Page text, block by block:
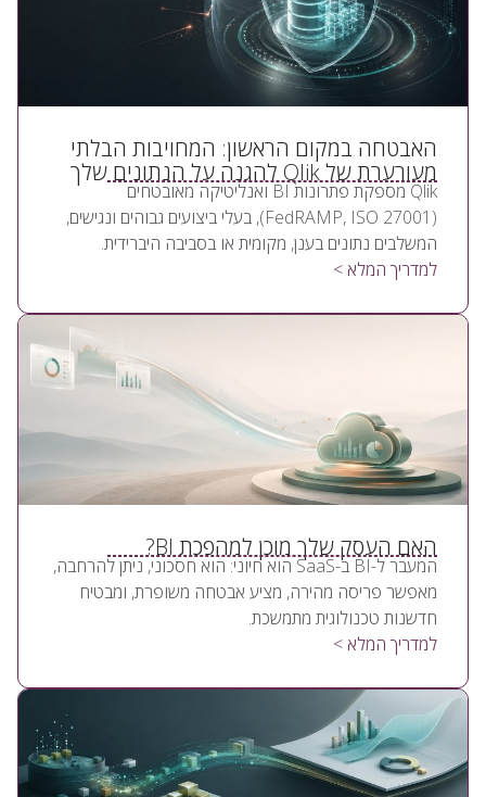
האבטחה במקום הראשון: המחויבות הבלתי
מעורערת של Qlik להגנה על הנתונים שלך
Qlik מספקת פתרונות BI ואנליטיקה מאובטחים
(FedRAMP, ISO 27001), בעלי ביצועים גבוהים ונגישים,
המשלבים נתונים בענן, מקומית או בסביבה היברידית.
למדריך המלא >
האם העסק שלך מוכן למהפכת BI?
המעבר ל-BI ב-SaaS הוא חיוני: הוא חסכוני, ניתן להרחבה,
מאפשר פריסה מהירה, מציע אבטחה משופרת, ומבטיח
חדשנות טכנולוגית מתמשכת.
למדריך המלא >